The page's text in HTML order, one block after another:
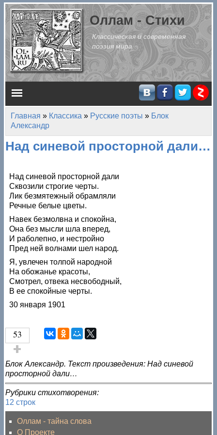
Перейти к основному содержанию
Оллам - Стихи
Классическая и современная
поэзия мира
Главное меню
Вы здесь
Главная » Классика » Русские поэты » Блок
Александр
Над синевой просторной дали…
Над синевой просторной дали
Сквозили строгие черты.
Лик безмятежный обрамляли
Речные белые цветы.
Навек безмолвна и спокойна,
Она без мысли шла вперед,
И раболепно, и нестройно
Пред ней волнами шел народ.
Я, увлечен толпой народной
На обожанье красоты,
Смотрел, отвека несвободный,
В ее спокойные черты.
30 января 1901
53
Голос за!
Блок Александр. Текст произведения: Над синевой
просторной дали…
Рубрики стихотворения:
12 строк
Оллам - тайна слова
О Проекте